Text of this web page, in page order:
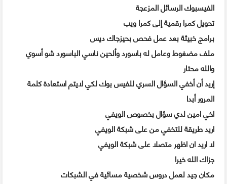
الفيسبوك الرسائل المزعجة
تحويل كمرا رقمية إلى كمرا ويب
برامج خبيثة بعد عمل فحص بحيزجاك ديس
ملف مضغوط وعامل له باسورد وألحين ناسي الباسورد شو أسوي
والله محتار
إريد أن أخفي السؤال السري للفيس بوك لكي لايتم استعادة كلمة
المرور أبدا
اخي امين لدي سؤال بخصوص الويفي
اريد طريقة للتخفي من على شبكة الويفي
لا اريد ان اظهر متصلا على شبكة الويفي
جزاك الله خيرا
مكان جيد لعمل دروس شخصية مسائية في الشبكات